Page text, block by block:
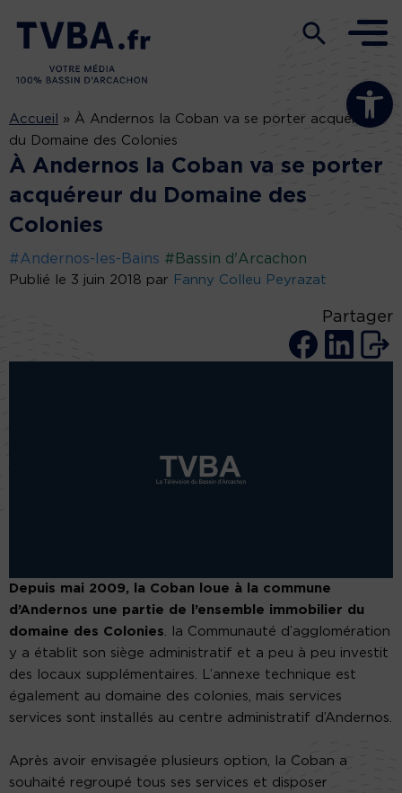
Ouvrir la
Accueil » À Andernos la Coban va se porter acquéreur
du Domaine des Colonies
À Andernos la Coban va se porter
acquéreur du Domaine des
Colonies
#Andernos-les-Bains #Bassin d'Arcachon
Publié le 3 juin 2018 par Fanny Colleu Peyrazat
Partager
Depuis mai 2009, la Coban loue à la commune
d’Andernos une partie de l’ensemble immobilier du
domaine des Colonies. la Communauté d’agglomération
y a établit son siège administratif et a peu à peu investit
des locaux supplémentaires. L’annexe technique est
également au domaine des colonies, mais services
services sont installés au centre administratif d’Andernos.
Après avoir envisagée plusieurs option, la Coban a
souhaité regroupé tous ses services et disposer